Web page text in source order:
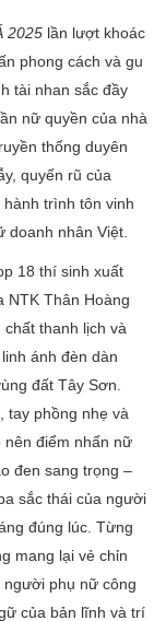
2025 lần lượt khoác
phong cách và gu
tài nhan sắc đầy
nữ quyền của nhà
thống duyên
quyến rũ của
trình tôn vinh
doanh nhân Việt.
18 thí sinh xuất
NTK Thân Hoàng
thanh lịch và
ánh đèn dàn
đất Tây Sơn.
tay phồng nhẹ và
nên điểm nhấn nữ
đen sang trọng –
sắc thái của người
đúng lúc. Từng
mang lại vẻ chỉn
phụ nữ công
của bản lĩnh và trí